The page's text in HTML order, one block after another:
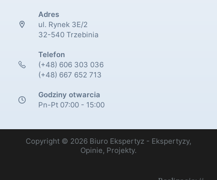
Adres
ul. Rynek 3E/2
32-540 Trzebinia
Telefon
(+48) 606 303 036
(+48) 667 652 713
Godziny otwarcia
Pn-Pt 07:00 - 15:00
Copyright © 2026 Biuro Ekspertyz - Ekspertyzy,
Opinie, Projekty.